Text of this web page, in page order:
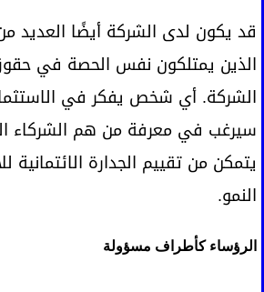
قد يكون لدى الشركة أيضًا العديد
الذين يمتلكون نفس الحصة في
الشركة. أي شخص يفكر في
سيرغب في معرفة من هم الشركاء
يتمكن من تقييم الجدارة الائتمانية
النمو.
الرؤساء كأطراف مسؤولة